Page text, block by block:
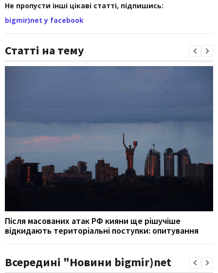
Не пропусти інші цікаві статті, підпишись:
bigmir)net у facebook
Статті на тему
Після масованих атак РФ кияни ще рішучіше
відкидають територіальні поступки: опитування
Всередині "Новини bigmir)net